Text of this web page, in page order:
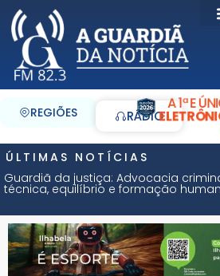
REGIÕES RÁDIO
A 1ª E
ÚLTIMAS NOTÍCIAS
Guardiã da justiça: Advocacia
técnica, equilíbrio e formação